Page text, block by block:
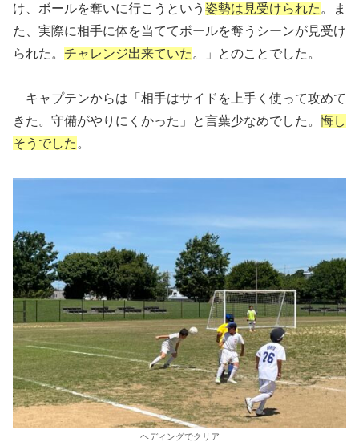
け、ボールを奪いに行こうという 姿勢は見受けられた 。ま
た、実際に相手に体を当ててボールを奪うシーンが見受け
られた。 チャレンジ出来ていた 。」とのことでした。
キャプテンからは「相手はサイドを上手く使って攻めて
きた。守備がやりにくかった」と言葉少なめでした。悔し
そうでした。
ヘディングでクリア